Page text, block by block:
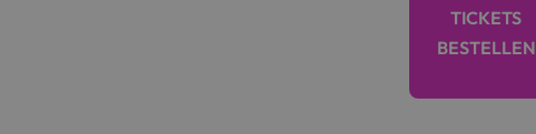
TICKETS
BESTELLEN